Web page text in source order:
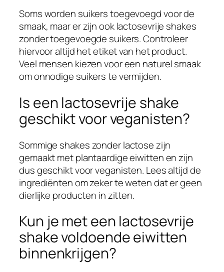
Soms worden suikers toegevoegd voor de
smaak, maar er zijn ook lactosevrije shakes
zonder toegevoegde suikers. Controleer
hiervoor altijd het etiket van het product.
Veel mensen kiezen voor een naturel smaak
om onnodige suikers te vermijden.
Is een lactosevrije shake
geschikt voor veganisten?
Sommige shakes zonder lactose zijn
gemaakt met plantaardige eiwitten en zijn
dus geschikt voor veganisten. Lees altijd de
ingrediënten om zeker te weten dat er geen
dierlijke producten in zitten.
Kun je met een lactosevrije
shake voldoende eiwitten
binnenkrijgen?